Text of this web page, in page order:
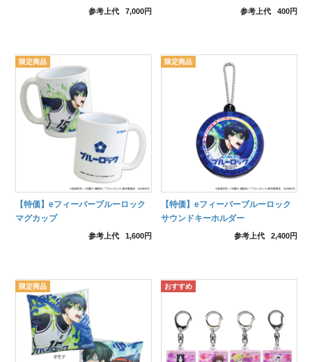
参考上代 7,000円 参考上代 400円
【特価】eフィーバーブルーロック
マグカップ
参考上代 1,600円
【特価】eフィーバーブルーロック
サウンドキーホルダー
参考上代 2,400円